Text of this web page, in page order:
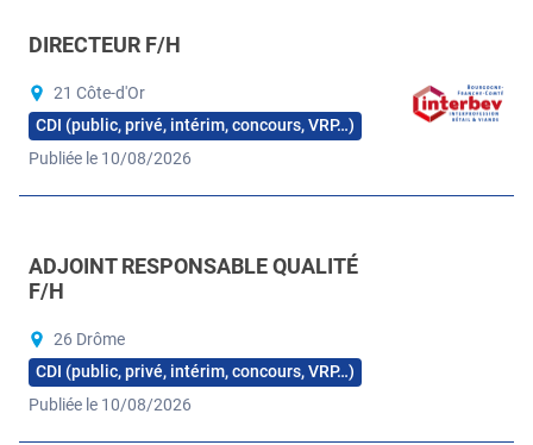
DIRECTEUR F/H
21 Côte-d'Or
CDI (public, privé, intérim, concours, VRP…)
Publiée le 10/08/2026
ADJOINT RESPONSABLE QUALITÉ
F/H
26 Drôme
CDI (public, privé, intérim, concours, VRP…)
Publiée le 10/08/2026